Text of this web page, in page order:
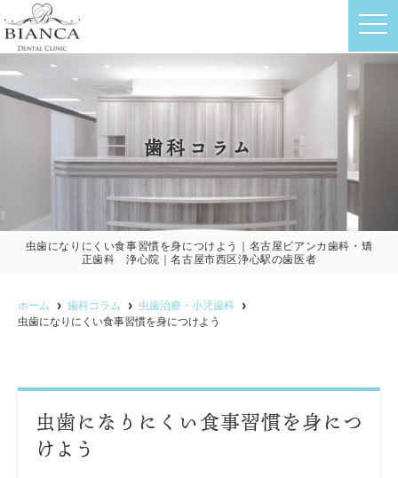
歯科コラム
虫歯になりにくい食事習慣を身につけよう｜名古屋ビアンカ歯科・矯
正歯科 浄心院｜名古屋市西区浄心駅の歯医者
t
o
ホーム 歯科コラム
虫歯治療・小児歯科
虫歯になりにくい食事習慣を身につけよう
虫歯になりにくい食事習慣を身につ
けよう